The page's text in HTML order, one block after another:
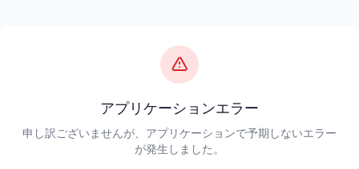
アプリケーションエラー
申し訳ございませんが、アプリケーションで予期しないエラー
が発生しました。